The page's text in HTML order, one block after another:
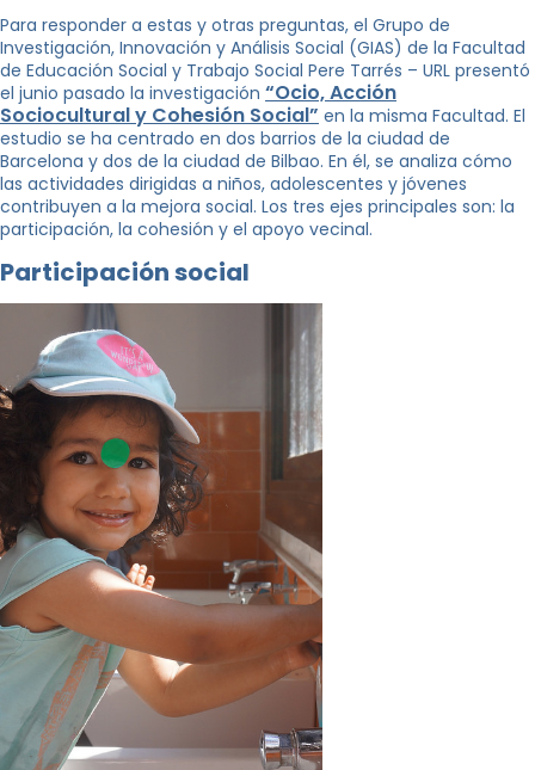
Para responder a estas y otras preguntas, el Grupo de
Investigación, Innovación y Análisis Social (GIAS) de la Facultad
de Educación Social y Trabajo Social Pere Tarrés – URL presentó
el junio pasado la investigación “Ocio, Acción
Sociocultural y Cohesión Social” en la misma Facultad. El
estudio se ha centrado en dos barrios de la ciudad de
Barcelona y dos de la ciudad de Bilbao. En él, se analiza cómo
las actividades dirigidas a niños, adolescentes y jóvenes
contribuyen a la mejora social. Los tres ejes principales son: la
participación, la cohesión y el apoyo vecinal.
Participación social